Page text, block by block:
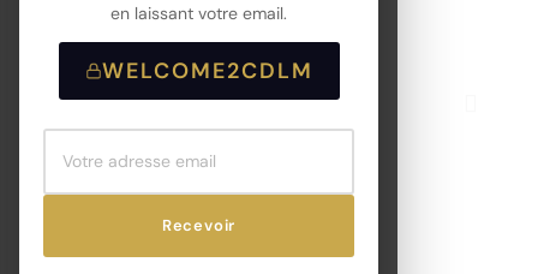
en laissant votre email.
WELCOME2CDLM
Recevoir